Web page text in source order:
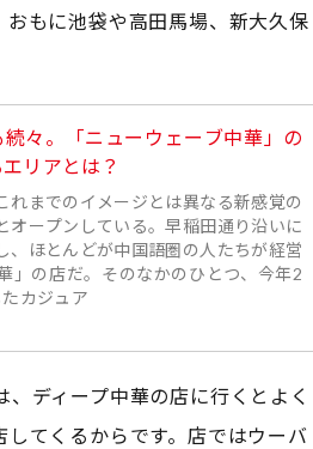
もに池袋や高田馬場、新大久保
々。「ニューウェーブ中華」の
リアとは？
れまでのイメージとは異なる新感覚の
オープンしている。早稲田通り沿いに
、ほとんどが中国語圏の人たちが経営
」の店だ。そのなかのひとつ、今年2
カジュア
ディープ中華の店に行くとよく
てくるからです。店ではウーバ